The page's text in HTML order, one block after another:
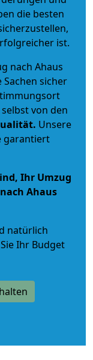
die besten
ist.
nach Ahaus
sicher
von den
. Unsere
garantiert
Ihr Umzug
Ahaus
natürlich
Ihr Budget